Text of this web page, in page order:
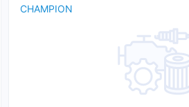
CHAMPION